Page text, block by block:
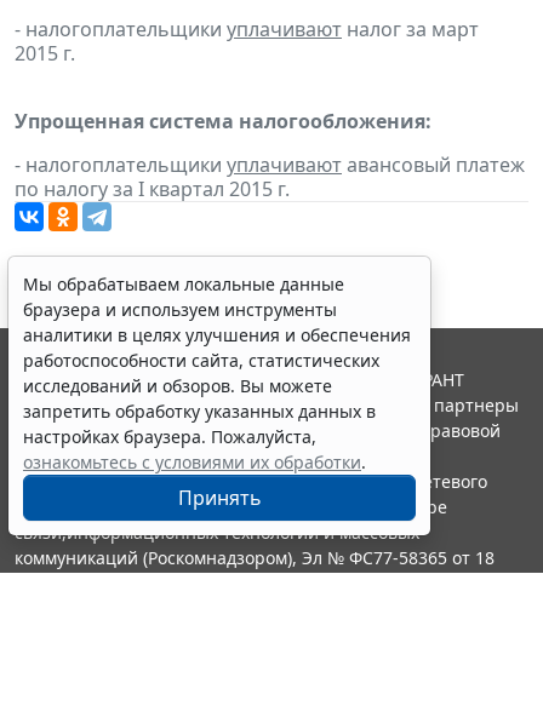
- налогоплательщики уплачивают налог за март
2015 г.
Упрощенная система налогообложения:
- налогоплательщики уплачиваютавансовый платеж
по налогу за I квартал 2015 г.
Мы обрабатываем локальные данные
браузера и используем инструменты
аналитики в целях улучшения и обеспечения
работоспособности сайта, статистических
исследований и обзоров. Вы можете
запретить обработку указанных данных в
настройках браузера. Пожалуйста,
ознакомьтесь с условиями их обработки.
Принять
© ООО "НПП "ГАРАНТ-СЕРВИС", 2026. Система ГАРАНТ
выпускается с 1990 года. Компания "Гарант" и ее партнеры
являются участниками Российской ассоциации правовой
информации ГАРАНТ.
Портал ГАРАНТ.РУ зарегистрирован в качестве сетевого
издания Федеральной службой по надзору в сфере
связи,информационных технологий и массовых
коммуникаций (Роскомнадзором), Эл № ФС77-58365 от 18